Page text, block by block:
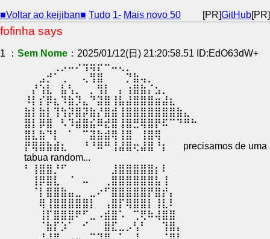
■Voltar ao keijiban■ Tudo 1- Mais novo 50 [PR]GitHub[PR]
fofinha says
1 ： Sem Nome ：2025/01/12(日) 21:20:58.51 ID:EdO63dW+
⠀⠀⠀⠀⢀⡠⠤⠔⢲⢶⡖⠒⠤⢄⡀⠀⠀⠀⠀⠀⠀⠀⠀⠀
⠀⠀⣠⡚⠁⢀⠀⠀⢄⢻⣿⠀⠀⠀⡙⣷⢤⡀⠀⠀⠀⠀⠀⠀
⠀⡜⢱⣇⠀⣧⢣⡀⠀⡀⢻⡇⠀⡄⢰⣿⣷⡌⣢⡀⠀⠀⠀⠀
⠸⡇⡎⡿⣆⠹⣷⡹⣄⠙⣽⣿⢸⣧⣼⣿⣿⣿⣶⣼⣆⠀⠀⠀
⣷⡇⣷⡇⢹⢳⡽⣿⡽⣷⡜⣿⣾⢸⣿⣿⣿⣿⣿⣿⣿⣷⣄⠀
⣿⡇⡿⣿⠀⠣⠹⣾⣿⣮⠿⣞⣿⢸⣿⣛⢿⣿⡟⠯⠉⠙⠛⠓
⣿⣇⣷⠙⡇⠀⠁⠀⠉⣽⣷⣾⢿⢸⣿⠀⢸⣿⢿⠀⠀⠀⠀⠀
⡟⢿⣿⣷⣾⣆⠀⠀⠘⠘⠿⠛⢸⣼⣿⢖⣼⣿⠘⡆⠀⠀precisamos de uma
tabua random...⠀⠀⠀
⠃⢸⣿⣿⡘⠋⠀⠀⠀⠀⠀⠀⣸⣿⣿⣿⣿⣿⡆⠇⠀⠀⠀⠀
⠀⢸⡿⣿⣇⠀⠈⠀⠤⠀⠀⢀⣿⣿⣿⣿⣿⣿⣧⢸⠀⠀⠀⠀
⠀⠈⡇⣿⣿⣷⣤⣀⠀⣀⠔⠋⣿⣿⣿⣿⣿⡟⣿⡞⡄⠀⠀⠀
⠀⠀⢿⢸⣿⣿⣿⣿⣿⡇⠀⢠⣿⡏⢿⣿⣿⡇⢸⣇⠇⠀⠀⠀
⠀⠀⢸⡏⣿⣿⣿⠟⠋⣀⠠⣾⣿⠡⠀⢉⢟⠷⢼⣿⣿⠀⠀⠀
⠀⠀⠈⣷⡏⡱⠁⠀⠊⠀⠀⣿⣏⣀⡠⢣⠃⠀⠀⢹⣿⡄⠀⠀